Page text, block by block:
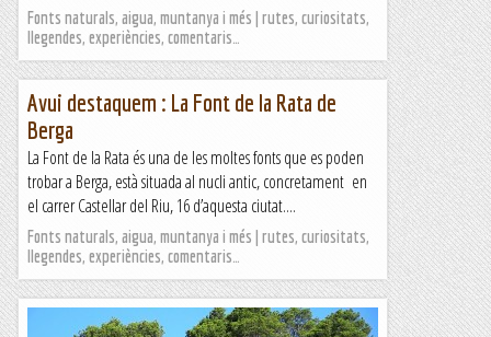
Fonts naturals, aigua, muntanya i més | rutes, curiositats,
llegendes, experiències, comentaris…
Avui destaquem : La Font de la Rata de
Berga
La Font de la Rata és una de les moltes fonts que es poden
trobar a Berga, està situada al nucli antic, concretament en
el carrer Castellar del Riu, 16 d’aquesta ciutat....
Fonts naturals, aigua, muntanya i més | rutes, curiositats,
llegendes, experiències, comentaris…